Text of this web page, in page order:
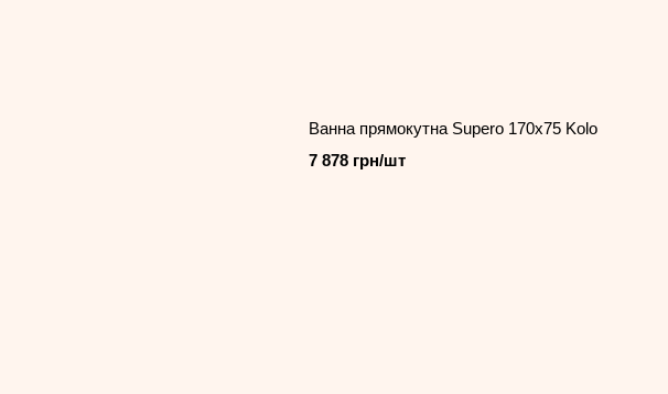
Ванна прямокутна Supero 170x75 Kolo
7 878 грн/шт